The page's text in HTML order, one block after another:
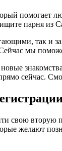
помогает
парня из
так и
мы
сейчас.
свою
желают